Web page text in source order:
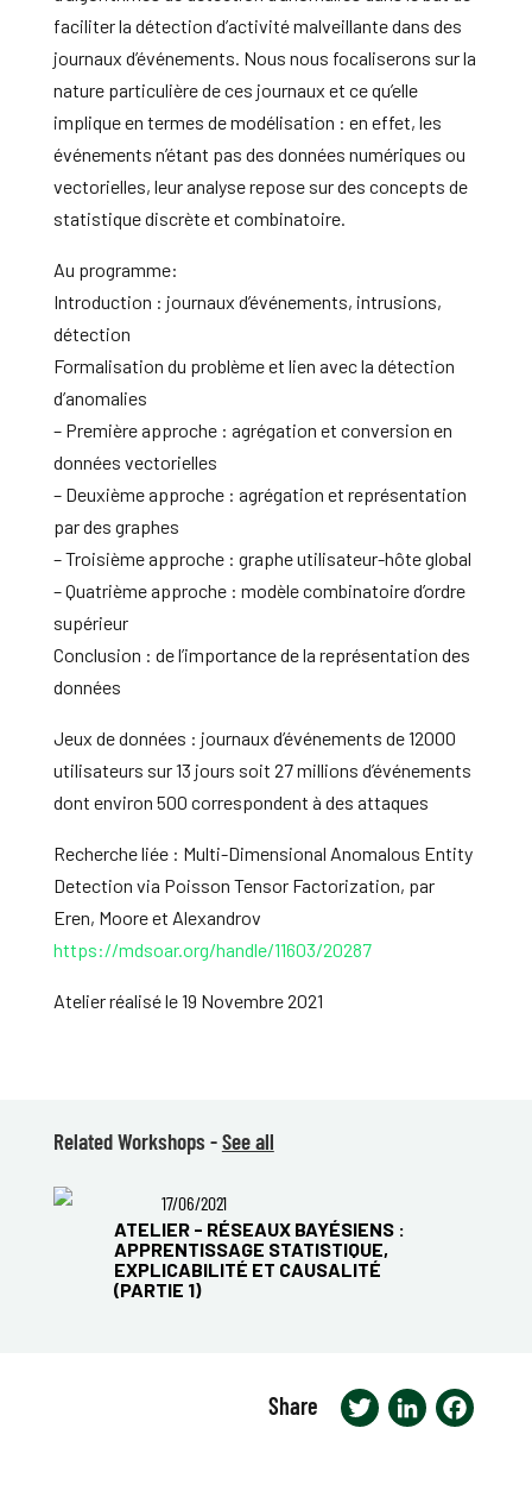
faciliter la détection d’activité malveillante dans des
journaux d’événements. Nous nous focaliserons sur la
nature particulière de ces journaux et ce qu’elle
implique en termes de modélisation : en effet, les
événements n’étant pas des données numériques ou
vectorielles, leur analyse repose sur des concepts de
statistique discrète et combinatoire.
Au programme:
Introduction : journaux d’événements, intrusions,
détection
Formalisation du problème et lien avec la détection
d’anomalies
– Première approche : agrégation et conversion en
données vectorielles
– Deuxième approche : agrégation et représentation
par des graphes
– Troisième approche : graphe utilisateur-hôte global
– Quatrième approche : modèle combinatoire d’ordre
supérieur
Conclusion : de l’importance de la représentation des
données
Jeux de données : journaux d’événements de 12000
utilisateurs sur 13 jours soit 27 millions d’événements
dont environ 500 correspondent à des attaques
Recherche liée : Multi-Dimensional Anomalous Entity
Detection via Poisson Tensor Factorization, par
Eren, Moore et Alexandrov
https://mdsoar.org/handle/11603/20287
Atelier réalisé le 19 Novembre 2021
Related Workshops -See all
17/06/2021
ATELIER - RÉSEAUX BAYÉSIENS :
APPRENTISSAGE STATISTIQUE,
EXPLICABILITÉ ET CAUSALITÉ
(PARTIE 1)
Share TwitterLinkedIn